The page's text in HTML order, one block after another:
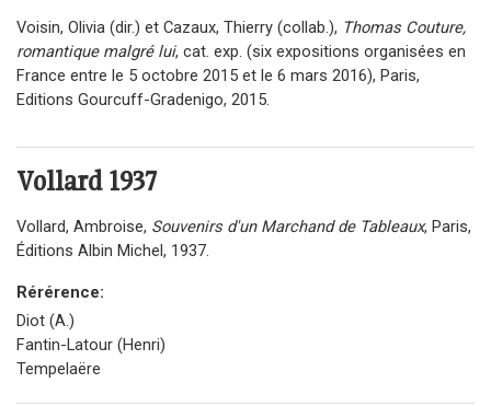
Voisin, Olivia (dir.) et Cazaux, Thierry (collab.), Thomas Couture,
romantique malgré lui, cat. exp. (six expositions organisées en
France entre le 5 octobre 2015 et le 6 mars 2016), Paris,
Editions Gourcuff-Gradenigo, 2015.
Vollard1937
Vollard, Ambroise, Souvenirs d'un Marchand de Tableaux, Paris,
Éditions Albin Michel, 1937.
Rérérence:
Diot (A.)
Fantin-Latour (Henri)
Tempelaëre